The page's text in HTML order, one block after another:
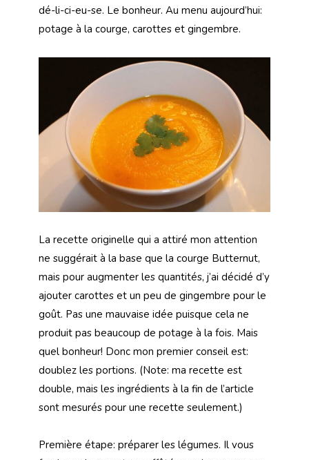
dé-li-ci-eu-se. Le bonheur. Au menu aujourd’hui:
potage à la courge, carottes et gingembre.
La recette originelle qui a attiré mon attention
ne suggérait à la base que la courge Butternut,
mais pour augmenter les quantités, j’ai décidé d’y
ajouter carottes et un peu de gingembre pour le
goût. Pas une mauvaise idée puisque cela ne
produit pas beaucoup de potage à la fois. Mais
quel bonheur! Donc mon premier conseil est:
doublez les portions. (Note: ma recette est
double, mais les ingrédients à la fin de l’article
sont mesurés pour une recette seulement.)
Première étape: préparer les légumes. Il vous